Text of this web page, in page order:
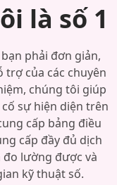
là số 1
phải đơn giản,
trợ của các chuyên
chúng tôi giúp
sự hiện diện trên
cấp bảng điều
cấp đầy đủ dịch
lường được và
kỹ thuật số.